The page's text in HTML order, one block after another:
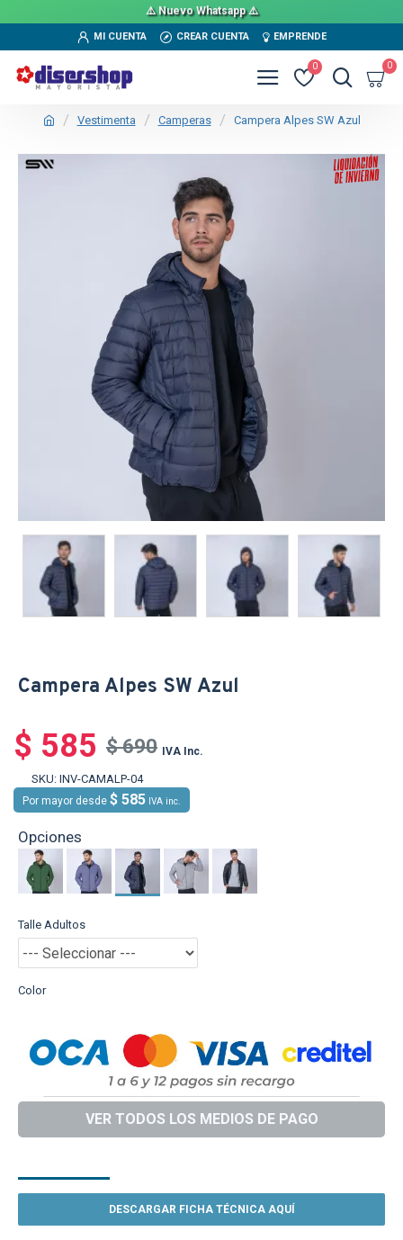
⚠️ Nuevo Whatsapp ⚠️
MI CUENTA CREAR CUENTA EMPRENDE
0 0
Vestimenta Camperas Campera Alpes SW Azul
TEXTTRANSPARENTE SALE
Campera Alpes SW Azul
$ 585 $ 690 IVA Inc.
SKU: INV-CAMALP-04
Por mayor desde $ 585 IVA inc.
Opciones
Talle Adultos
Color
VER TODOS LOS MEDIOS DE PAGO
DESCARGAR FICHA TÉCNICA AQUÍ